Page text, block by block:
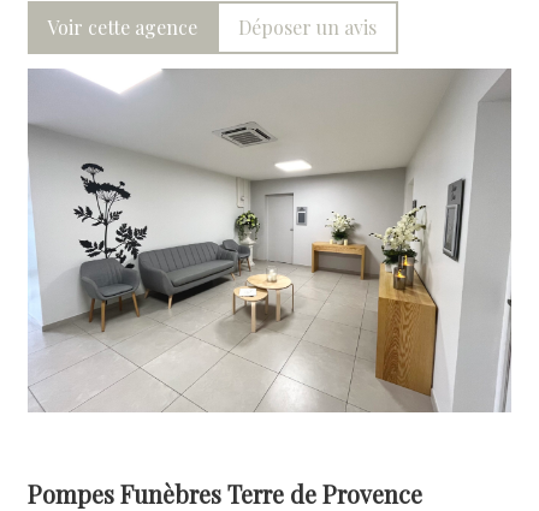
Voir cette agence
Déposer un avis
Pompes Funèbres Terre de Provence